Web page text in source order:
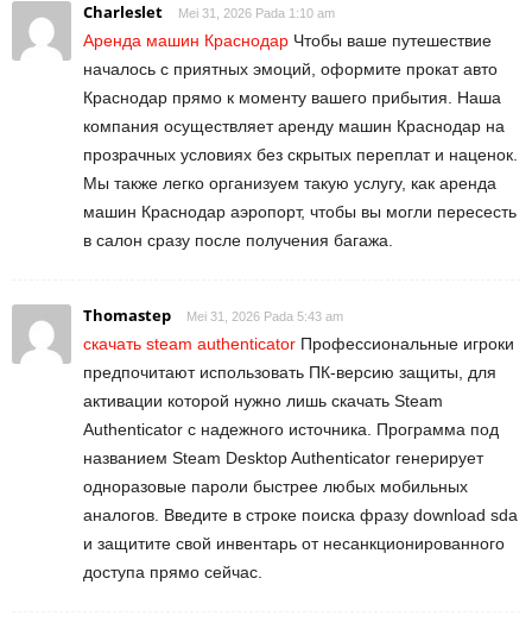
Charleslet Mei 31, 2026 Pada 1:10 am
Аренда машин Краснодар Чтобы ваше путешествие
началось с приятных эмоций, оформите прокат авто
Краснодар прямо к моменту вашего прибытия. Наша
компания осуществляет аренду машин Краснодар на
прозрачных условиях без скрытых переплат и наценок.
Мы также легко организуем такую услугу, как аренда
машин Краснодар аэропорт, чтобы вы могли пересесть
в салон сразу после получения багажа.
Thomastep Mei 31, 2026 Pada 5:43 am
скачать steam authenticator Профессиональные игроки
предпочитают использовать ПК-версию защиты, для
активации которой нужно лишь скачать Steam
Authenticator с надежного источника. Программа под
названием Steam Desktop Authenticator генерирует
одноразовые пароли быстрее любых мобильных
аналогов. Введите в строке поиска фразу download sda
и защитите свой инвентарь от несанкционированного
доступа прямо сейчас.